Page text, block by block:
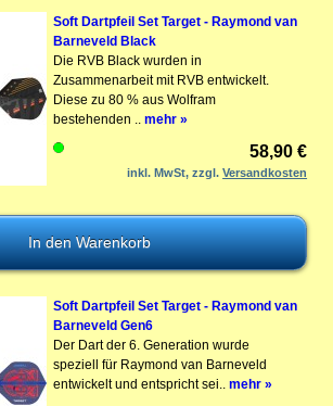
Soft Dartpfeil Set Target - Raymond van
Barneveld Black
Die RVB Black wurden in
Zusammenarbeit mit RVB entwickelt.
Diese zu 80 % aus Wolfram
bestehenden .. mehr »
58,90 €
inkl. MwSt, zzgl.Versandkosten
Soft Dartpfeil Set Target - Raymond van
Barneveld Gen6
Der Dart der 6. Generation wurde
speziell für Raymond van Barneveld
entwickelt und entspricht sei.. mehr »